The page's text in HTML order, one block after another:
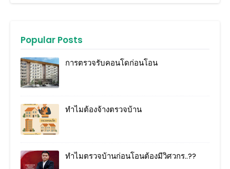
Popular Posts
การตรวจรับคอนโดก่อนโอน
ทำไมต้องจ้างตรวจบ้าน
ทำไมตรวจบ้านก่อนโอนต้องมีวิศวกร..??